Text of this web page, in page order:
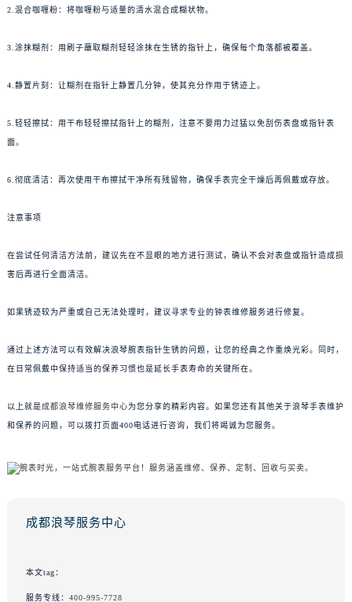
2.混合咖喱粉：将咖喱粉与适量的清水混合成糊状物。
3.涂抹糊剂：用刷子蘸取糊剂轻轻涂抹在生锈的指针上，确保每个角落都被覆盖。
4.静置片刻：让糊剂在指针上静置几分钟，使其充分作用于锈迹上。
5.轻轻擦拭：用干布轻轻擦拭指针上的糊剂，注意不要用力过猛以免刮伤表盘或指针表
面。
6.彻底清洁：再次使用干布擦拭干净所有残留物，确保手表完全干燥后再佩戴或存放。
注意事项
在尝试任何清洁方法前，建议先在不显眼的地方进行测试，确认不会对表盘或指针造成损
害后再进行全面清洁。
如果锈迹较为严重或自己无法处理时，建议寻求专业的钟表维修服务进行修复。
通过上述方法可以有效解决浪琴腕表指针生锈的问题，让您的经典之作重焕光彩。同时，
在日常佩戴中保持适当的保养习惯也是延长手表寿命的关键所在。
以上就是成都浪琴维修服务中心为您分享的精彩内容。如果您还有其他关于浪琴手表维护
和保养的问题，可以拨打页面400电话进行咨询，我们将竭诚为您服务。
成都浪琴服务中心
本文tag：
服务专线： 400-995-7728